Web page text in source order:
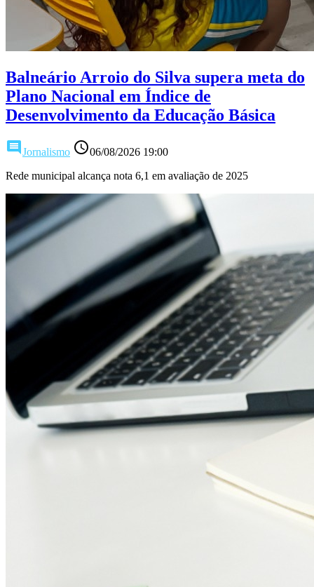
Balneário Arroio do Silva supera meta do
Plano Nacional em Índice de
Desenvolvimento da Educação Básica
comment Jornalismo access_time06/08/2026 19:00
Rede municipal alcança nota 6,1 em avaliação de 2025